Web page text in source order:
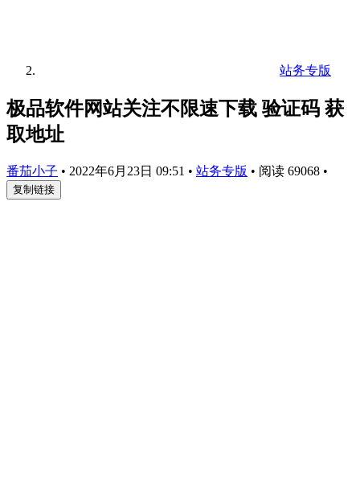
站务专版
极品软件网站关注不限速下载 验证码 获
取地址
番茄小子 • 2022年6月23日 09:51 • 站务专版 • 阅读 69068 •
复制链接